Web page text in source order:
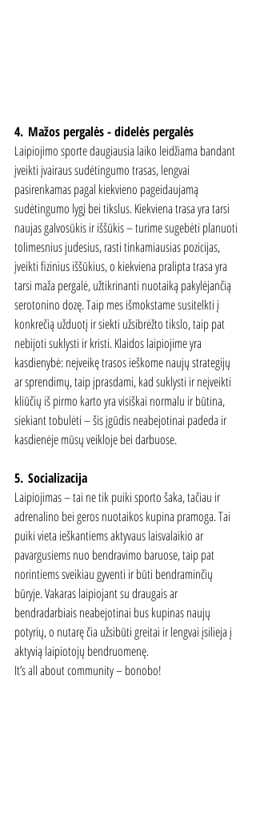
4. Mažos pergalės - didelės pergalės
Laipiojimo sporte daugiausia laiko leidžiama bandant
įveikti įvairaus sudėtingumo trasas, lengvai
pasirenkamas pagal kiekvieno pageidaujamą
sudėtingumo lygį bei tikslus. Kiekviena trasa yra tarsi
naujas galvosūkis ir iššūkis – turime sugebėti planuoti
tolimesnius judesius, rasti tinkamiausias pozicijas,
įveikti fizinius iššūkius, o kiekviena pralipta trasa yra
tarsi maža pergalė, užtikrinanti nuotaiką pakylėjančią
serotonino dozę. Taip mes išmokstame susitelkti į
konkrečią užduotį ir siekti užsibrėžto tikslo, taip pat
nebijoti suklysti ir kristi. Klaidos laipiojime yra
kasdienybė: neįveikę trasos ieškome naujų strategijų
ar sprendimų, taip įprasdami, kad suklysti ir neįveikti
kliūčių iš pirmo karto yra visiškai normalu ir būtina,
siekiant tobulėti – šis įgūdis neabejotinai padeda ir
kasdienėje mūsų veikloje bei darbuose.
5. Socializacija
Laipiojimas – tai ne tik puiki sporto šaka, tačiau ir
adrenalino bei geros nuotaikos kupina pramoga. Tai
puiki vieta ieškantiems aktyvaus laisvalaikio ar
pavargusiems nuo bendravimo baruose, taip pat
norintiems sveikiau gyventi ir būti bendraminčių
būryje. Vakaras laipiojant su draugais ar
bendradarbiais neabejotinai bus kupinas naujų
potyrių, o nutarę čia užsibūti greitai ir lengvai įsilieja į
aktyvią laipiotojų bendruomenę.
It’s all about community – bonobo!